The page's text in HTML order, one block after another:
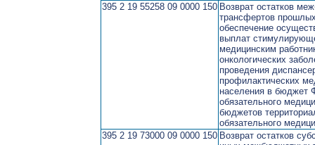
395 2 19 55258 09 0000 150 Возврат остатков
трансфертов
обеспечение
выплат
медицинским
онкологических
проведения
профилактических
населения в бюджет
обязательного
бюджетов
обязательного
395 2 19 73000 09 0000 150 Возврат остатков